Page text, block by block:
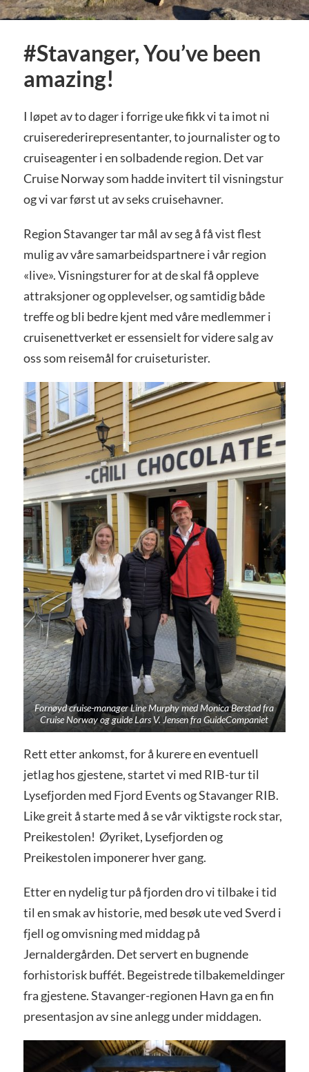
#Stavanger, You’ve been
amazing!
I løpet av to dager i forrige uke fikk vi ta imot ni
cruiserederirepresentanter, to journalister og to
cruiseagenter i en solbadende region. Det var
Cruise Norway som hadde invitert til visningstur
og vi var først ut av seks cruisehavner.
Region Stavanger tar mål av seg å få vist flest
mulig av våre samarbeidspartnere i vår region
«live». Visningsturer for at de skal få oppleve
attraksjoner og opplevelser, og samtidig både
treffe og bli bedre kjent med våre medlemmer i
cruisenettverket er essensielt for videre salg av
oss som reisemål for cruiseturister.
Fornøyd cruise-manager Line Murphy med Monica Berstad fra
Cruise Norway og guide Lars V. Jensen fra GuideCompaniet
Rett etter ankomst, for å kurere en eventuell
jetlag hos gjestene, startet vi med RIB-tur til
Lysefjorden med Fjord Events og Stavanger RIB.
Like greit å starte med å se vår viktigste rock star,
Preikestolen! Øyriket, Lysefjorden og
Preikestolen imponerer hver gang.
Etter en nydelig tur på fjorden dro vi tilbake i tid
til en smak av historie, med besøk ute ved Sverd i
fjell og omvisning med middag på
Jernaldergården. Det servert en bugnende
forhistorisk buffét. Begeistrede tilbakemeldinger
fra gjestene. Stavanger-regionen Havn ga en fin
presentasjon av sine anlegg under middagen.